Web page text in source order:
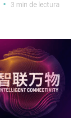
3 min de lectura